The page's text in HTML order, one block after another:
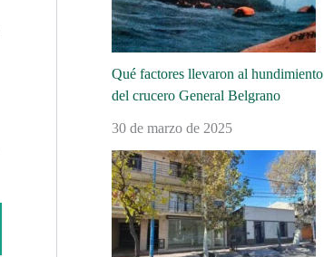
Qué factores llevaron al hundimiento
del crucero General Belgrano
30 de marzo de 2025